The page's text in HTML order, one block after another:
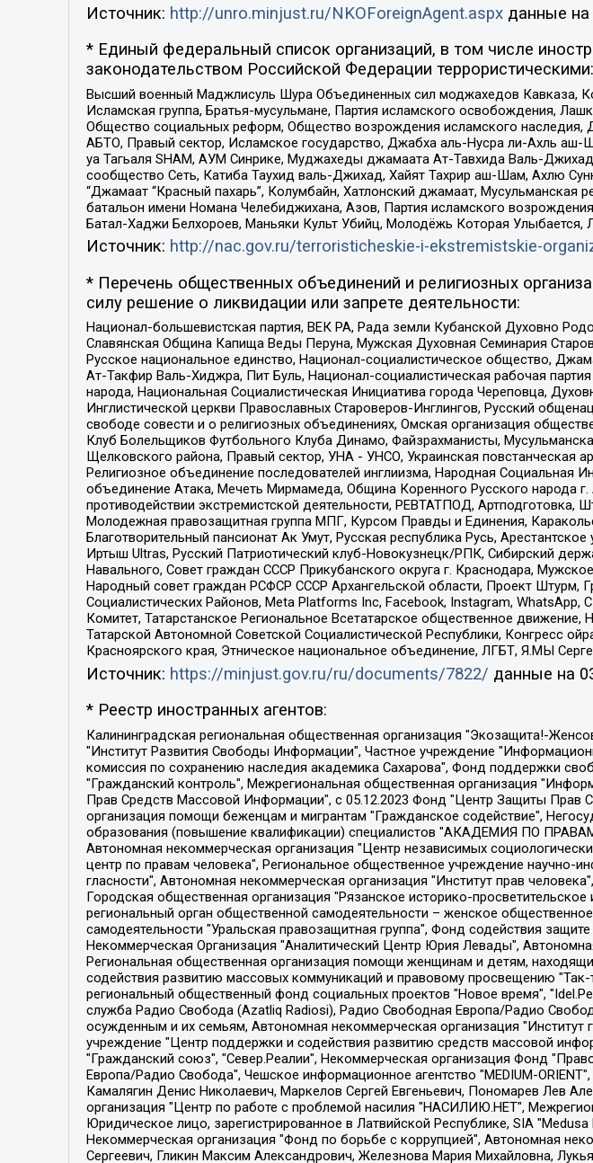
Источник: http://unro.minjust.ru/NKOForeignAgent.aspxданные на
* Единый федеральный список организаций, в том числе
законодательством Российской Федерации террористическими:
Высший военный Маджлисуль Шура Объединенных сил моджахедов Кавказа,
Исламская группа, Братья-мусульмане, Партия исламского освобождения,
Общество социальных реформ, Общество возрождения исламского
АБТО, Правый сектор, Исламское государство, Джабха аль-Нусра ли-Ахль
уа Тагьаля SHAM, АУМ Синрике, Муджахеды джамаата Ат-Тавхида Валь-
сообщество Сеть, Катиба Таухид валь-Джихад, Хайят Тахрир аш-Шам, Ахлю
“Джамаат “Красный пахарь”, Колумбайн, Хатлонский джамаат, Мусульманская
батальон имени Номана Челебиджихана, Азов, Партия исламского
Батал-Хаджи Белхороев, Маньяки Культ Убийц, Молодёжь Которая Улыбается,
Источник: http://nac.gov.ru/terroristicheskie-i-ekstremistskie-
* Перечень общественных объединений и религиозных
силу решение о ликвидации или запрете деятельности:
Национал-большевистская партия, ВЕК РА, Рада земли Кубанской Духовно
Славянская Община Капища Веды Перуна, Мужская Духовная Семинария
Русское национальное единство, Национал-социалистическое общество,
Ат-Такфир Валь-Хиджра, Пит Буль, Национал-социалистическая рабочая
народа, Национальная Социалистическая Инициатива города Череповца,
Инглистической церкви Православных Староверов-Инглингов, Русский
свободе совести и о религиозных объединениях, Омская организация
Клуб Болельщиков Футбольного Клуба Динамо, Файзрахманисты,
Щелковского района, Правый сектор, УНА - УНСО, Украинская повстанческая
Религиозное объединение последователей инглиизма, Народная Социальная
объединение Атака, Мечеть Мирмамеда, Община Коренного Русского народа
противодействии экстремистской деятельности, РЕВТАТПОД,
Молодежная правозащитная группа МПГ, Курсом Правды и Единения,
Благотворительный пансионат Ак Умут, Русская республика Русь,
Иртыш Ultras, Русский Патриотический клуб-Новокузнецк/РПК, Сибирский
Навального, Совет граждан СССР Прикубанского округа г. Краснодара,
Народный совет граждан РСФСР СССР Архангельской области, Проект Штурм,
Социалистических Районов, Meta Platforms Inc, Facebook, Instagram,
Комитет, Татарстанское Региональное Всетатарское общественное
Татарской Автономной Советской Социалистической Республики, Конгресс
Красноярского края, Этническое национальное объединение, ЛГБТ, Я.МЫ
Источник: https://minjust.gov.ru/ru/documents/7822/ данные на
* Реестр иностранных агентов:
Калининградская региональная общественная организация "Экозащита!-Женсовет", Фонд содействия защите прав и свобод граждан "Общественный вердикт", Фонд "Институт Развития Свободы Информации", Частное учреждение "Информационное агентство МЕМО. РУ", Региональная общественная организация "Общественная комиссия по сохранению наследия академика Сахарова", Фонд поддержки свободы прессы, Санкт-Петербургская общественная правозащитная организация "Гражданский контроль", Межрегиональная общественная организация "Информационно-просветительский центр "Мемориал", Региональный Фонд "Центр Защиты Прав Средств Массовой Информации", с 05.12.2023 Фонд "Центр Защиты Прав Средств массовой информации", Региональная общественная благотворительная организация помощи беженцам и мигрантам "Гражданское содействие", Негосударственное образовательное учреждение дополнительного профессионального образования (повышение квалификации) специалистов "АКАДЕМИЯ ПО ПРАВАМ ЧЕЛОВЕКА", Свердловская региональная общественная организация "Сутяжник", Автономная некоммерческая организация "Центр независимых социологических исследований", Союз общественных объединений "Российский исследовательский центр по правам человека", Региональное общественное учреждение научно-информационный центр "МЕМОРИАЛ", Некоммерческая организация "Фонд защиты гласности", Автономная некоммерческая организация "Институт прав человека", Городская общественная организация "Екатеринбургское общество "МЕМОРИАЛ", Городская общественная организация "Рязанское историко-просветительское и правозащитное общество "Мемориал" (Рязанский Мемориал), Челябинский региональный орган общественной самодеятельности – женское общественное объединение "Женщины Евразии", Челябинский региональный орган общественной самодеятельности "Уральская правозащитная группа", Фонд содействия защите здоровья и социальной справедливости имени Андрея Рылькова, Автономная Некоммерческая Организация "Аналитический Центр Юрия Левады", Автономная некоммерческая организация социальной поддержки населения "Проект Апрель", Региональная общественная организация помощи женщинам и детям, находящимся в кризисной ситуации "Информационно-методический центр "Анна", Фонд содействия развитию массовых коммуникаций и правовому просвещению "Так-так-Так", Фонд содействия устойчивому развитию "Серебряная тайга", Свердловский региональный общественный фонд социальных проектов "Новое время", "Idel.Реалии", Кавказ.Реалии, Крым.Реалии, Телеканал Настоящее Время, Татаро-башкирская служба Радио Свобода (Azatliq Radiosi), Радио Свободная Европа/Радио Свобода (PCE/PC), "Сибирь.Реалии", "Фактограф", Благотворительный фонд помощи осужденным и их семьям, Автономная некоммерческая организация "Институт глобализации и социальных движений", Фонд "В защиту прав заключенных", Частное учреждение "Центр поддержки и содействия развитию средств массовой информации", Пензенский региональный общественный благотворительный фонд "Гражданский союз", "Север.Реалии", Некоммерческая организация Фонд "Правовая инициатива", Общество с ограниченной ответственностью "Радио Свободная Европа/Радио Свобода", Чешское информационное агентство "MEDIUM-ORIENT", Красноярская региональная общественная организация "Мы против СПИДа", Камалягин Денис Николаевич, Маркелов Сергей Евгеньевич, Пономарев Лев Александрович, Савицкая Людмила Алексеевна, Автономная некоммерческая организация "Центр по работе с проблемой насилия "НАСИЛИЮ.НЕТ", Межрегиональный профессиональный союз работников здравоохранения "Альянс врачей", Юридическое лицо, зарегистрированное в Латвийской Республике, SIA "Medusa Project" (регистрационный номер 40103797863, дата регистрации 10.06.2014), Некоммерческая организация "Фонд по борьбе с коррупцией", Автономная некоммерческая организация "Институт права и публичной политики", Баданин Роман Сергеевич, Гликин Максим Александрович, Железнова Мария Михайловна, Лукьянова Юлия Сергеевна, Маетная Елизавета Витальевна, Маняхин Петр Борисович, Чуракова Ольга Владимировна, Ярош Юлия Петровна, Юридическое лицо "The Insider SIA", зарегистрированное в Риге, Латвийская Республика (дата регистрации 26.06.2015), являющееся администратором доменного имени интернет-издания "The Insider SIA", https://theins.ru, Постернак Алексей Евгеньевич, Рубин Михаил Аркадьевич, Анин Роман Александрович, Юридическое лицо Istories fonds, зарегистрированное в Латвийской Республике (регистрационный номер 50008295751, дата регистрации 24.02.2020), Великовский Дмитрий Александрович, Долинина Ирина Николаевна, Мароховская Алеся Алексеевна, Шлейнов Роман Юрьевич, Шмагун Олеся Валентиновна, Общество с ограниченной ответственностью "Альтаир 2021", Общество с ограниченной ответственностью "Вега 2021",